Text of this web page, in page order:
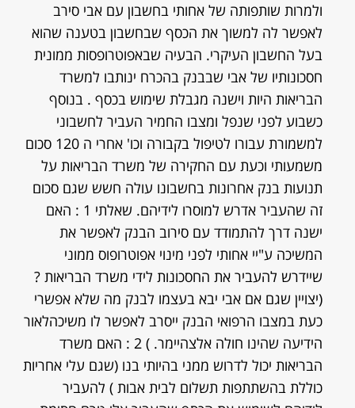
ולמרות שותפותה של אחותי בחשבון עם אבי סירב
לאפשר לה למשוך את הכסף שבחשבון בטענה שהוא
בעל החשבון העיקרי. הבעיה שבאפוטרופסות ממונית
חסכונותיו של אבי שבבנק בהכרח ינותבו למשרד
הבריאות היות וישנה מגבלת שימוש בכסף . בנוסף
כשבוע לפני שנפל ומצבו החמיר העביר לחשבוני
למשמורת עבורו לטיפול בקבורה וכו' אחרי ה 120 סכום
משמעותי וכעת עם החקירה של משרד הבריאות על
תנועות בנק אחרונות בחשבונו עולה חשש שגם סכום
זה שהעביר אדרש למוסרו לידיהם. שאלתי 1 : האם
ישנה דרך להתמודד עם סירוב הבנק לאפשר את
המשיכה ע"יי אחותי לפני מינוי אפוטרופוס ממוני
שיידרש להעביר את החסכונות לידי משרד הבריאות ?
(יצויין שגם אם אבי יבא בעצמו לבנק מה שלא אפשרי
כעת במצבו הרפואי הבנק ייסרב לאפשר לו משיכהלאור
הידיעה שהינו חולה אלצהיימר. ) 2 : האם משרד
הבריאות יכול לדרוש ממני בהיותי בנו (שגם עלי אחריות
כוללת בהשתתפות תשלום לבית אבות ) להעביר